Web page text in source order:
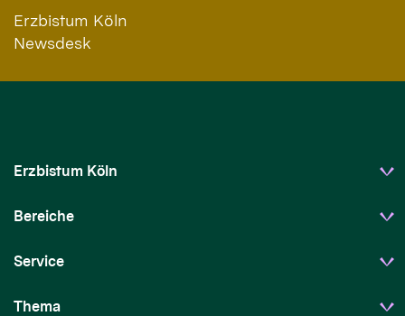
Erzbistum Köln
Newsdesk
Erzbistum Köln
Bereiche
Service
Thema